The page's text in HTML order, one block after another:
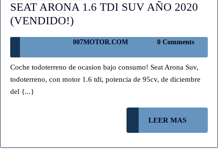
SEAT ARONA 1.6 TDI SUV AÑO 2020
(VENDIDO!)
ARONA
1.6
TDI
SUV
007MOTOR.COM 007MOTOR.COM
0 Comments
Coche todoterreno de ocasion bajo consumo! Seat Arona Suv,
todoterreno, con motor 1.6 tdi, potencia de 95cv, de diciembre
del {...}
LEER MAS
MAS